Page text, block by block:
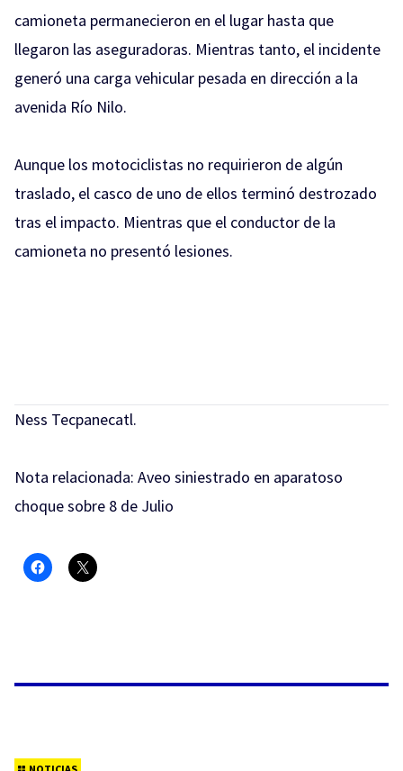
camioneta permanecieron en el lugar hasta que
llegaron las aseguradoras. Mientras tanto, el incidente
generó una carga vehicular pesada en dirección a la
avenida Río Nilo.
Aunque los motociclistas no requirieron de algún
traslado, el casco de uno de ellos terminó destrozado
tras el impacto. Mientras que el conductor de la
camioneta no presentó lesiones.
Ness Tecpanecatl.
Nota relacionada: Aveo siniestrado en aparatoso
choque sobre 8 de Julio